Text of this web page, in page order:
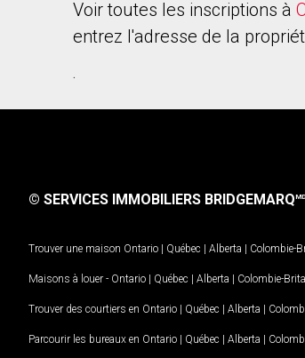
Voir toutes les inscriptions à
entrez l'adresse de la
.
© SERVICES IMMOBILIERS BRIDGEMARQMD
Trouver une maison Ontario | Québec | Alberta | Colombie-
Maisons à louer - Ontario | Québec | Alberta | Colombie-
Trouver des courtiers en Ontario | Québec | Alberta |
Parcourir les bureaux en Ontario | Québec | Alberta |